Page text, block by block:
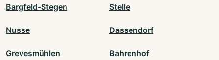
Bargfeld-Stegen Stelle
Nusse Dassendorf
Grevesmühlen Bahrenhof